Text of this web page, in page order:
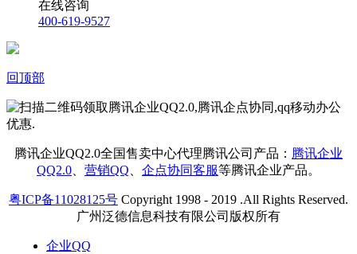
在线咨询
400-619-9527
回顶部
腾讯企业QQ2.0全国售卖中心代理腾讯公司产品： 腾讯企业
QQ2.0
营销QQ 企点协同客服等腾讯企业产品。
粤ICP备11028125号 Copyright 1998 - 2019 .All Rights Reserved.
广州泛德信息科技有限公司版权所有
企业QQ